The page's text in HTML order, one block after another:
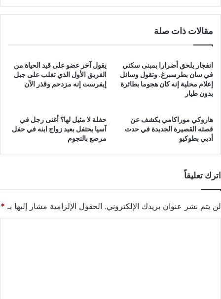
مقالات ذات صلة
انفجار يلحق أضرارا بمبنى سكني
في سان بطرسبرغ. وتقول وسائل
إعلام محلية إنه كان هجوما بطائرة
بدون طيار
يقول آخر عضو على قيد الحياة من
الفريق الأول الذي تغلب على جبل
إيفرست إنه مزدحم وقذر الآن
هاروكي موراكامي يكشف عن
قصته القصيرة الجديدة في حدث
أدبي بطوكيو
حفلة لا مثيل لها؟ أغنى رجل في
آسيا يحتفل بعيد زواج ابنه في حفل
مرصع بالنجوم
اترك تعليقاً
لن يتم نشر عنوان بريدك الإلكتروني. الحقول الإلزامية مشار إليها بـ *